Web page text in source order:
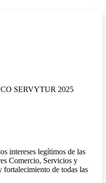
SERVYTUR 2025
intereses legítimos de las
Comercio, Servicios y
fortalecimiento de todas las